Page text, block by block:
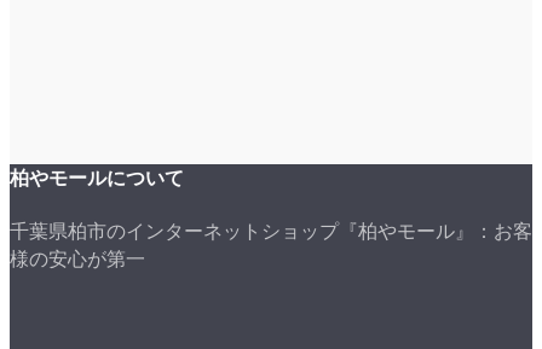
柏やモールについて
千葉県柏市のインターネットショップ『柏やモール』：お客
様の安心が第一